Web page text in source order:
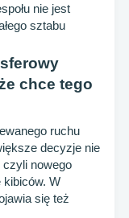
nie jest
sztabu
chce tego
ruchu
decyzje nie
czyli nowego
kibiców. W
się też